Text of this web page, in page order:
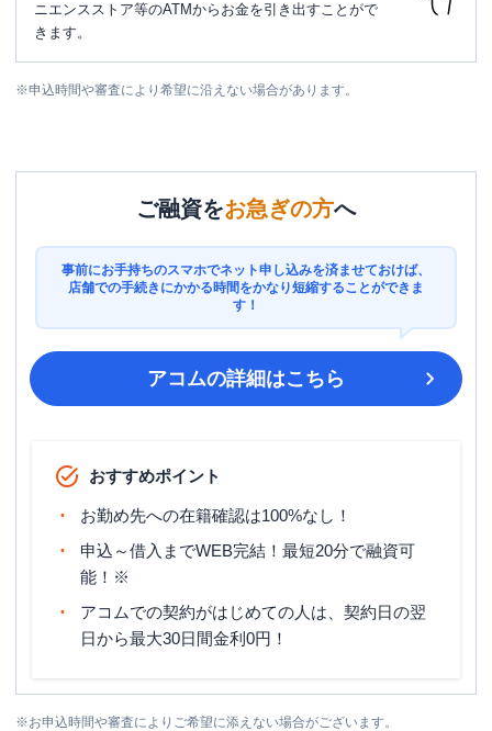
ニエンスストア等のATMからお金を引き出すことがで
きます。
※申込時間や審査により希望に沿えない場合があります。
ご融資をお急ぎの方へ
事前にお手持ちのスマホでネット申し込みを済ませておけば、
店舗での手続きにかかる時間をかなり短縮することができま
す！
アコムの詳細はこちら
おすすめポイント
お勤め先への在籍確認は100%なし！
申込～借入までWEB完結！最短20分で融資可
能！※
アコムでの契約がはじめての人は、契約日の翌
日から最大30日間金利0円！
※お申込時間や審査によりご希望に添えない場合がございます。